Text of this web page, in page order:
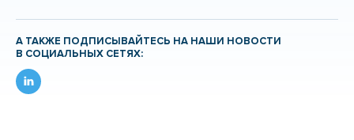
А ТАКЖЕ ПОДПИСЫВАЙТЕСЬ НА НАШИ НОВОСТИ
В СОЦИАЛЬНЫХ СЕТЯХ: